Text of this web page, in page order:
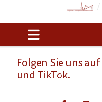
Folgen Sie uns
und TikTok.